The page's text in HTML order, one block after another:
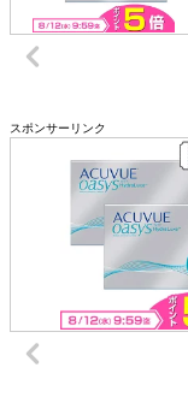
スポンサーリンク